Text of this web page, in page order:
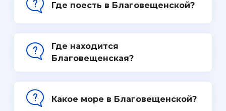
Где поесть в Благовещенской?
Где находится
Благовещенская?
Какое море в Благовещенской?